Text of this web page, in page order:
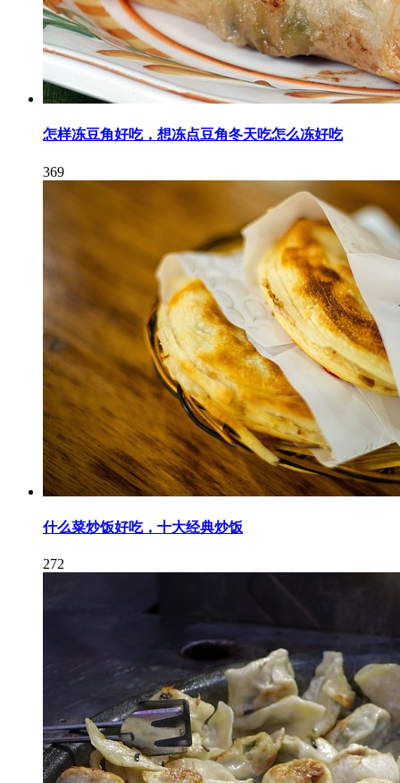
怎样冻豆角好吃，想冻点豆角冬天吃怎么冻好吃
369
什么菜炒饭好吃，十大经典炒饭
272